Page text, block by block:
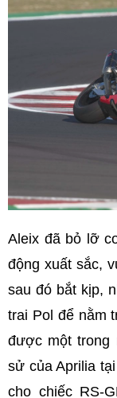
Aleix đã bỏ lỡ
động xuất sắc,
sau đó bắt kịp,
trai Pol để nằm
được một trong
sử của Aprilia tại
cho chiếc RS-